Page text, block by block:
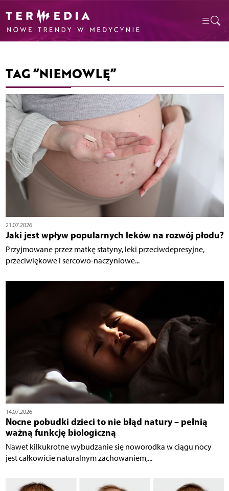
TAG “NIEMOWLĘ”
21.07.2026
Jaki jest wpływ popularnych leków na rozwój płodu?
Przyjmowane przez matkę statyny, leki przeciwdepresyjne,
przeciwlękowe i sercowo-naczyniowe...
14.07.2026
Nocne pobudki dzieci to nie błąd natury – pełnią
ważną funkcję biologiczną
Nawet kilkukrotne wybudzanie się noworodka w ciągu nocy
jest całkowicie naturalnym zachowaniem,...